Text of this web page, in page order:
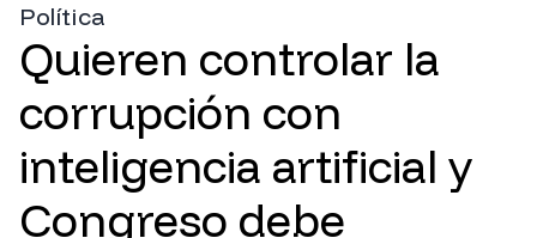
Política
Quieren controlar la
corrupción con
inteligencia artificial y
Congreso debe